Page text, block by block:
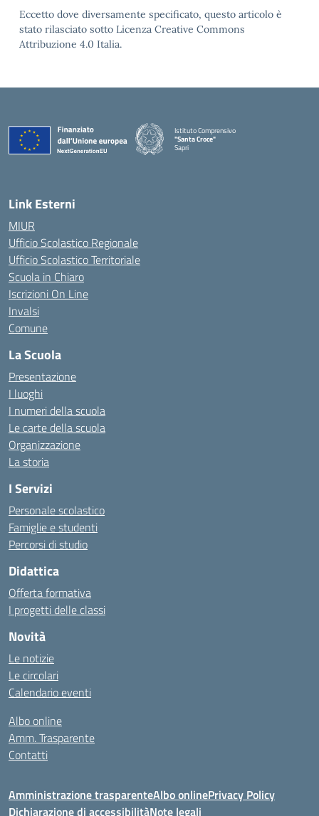
Eccetto dove diversamente specificato, questo articolo è
stato rilasciato sotto Licenza Creative Commons
Attribuzione 4.0 Italia.
Istituto Comprensivo
"Santa Croce"
Sapri
— Visita la pagina iniziale della scuola
Link Esterni
MIUR
Ufficio Scolastico Regionale
Ufficio Scolastico Territoriale
Scuola in Chiaro
Iscrizioni On Line
Invalsi
Comune
La Scuola
Presentazione
I luoghi
I numeri della scuola
Le carte della scuola
Organizzazione
La storia
I Servizi
Personale scolastico
Famiglie e studenti
Percorsi di studio
Didattica
Offerta formativa
I progetti delle classi
Novità
Le notizie
Le circolari
Calendario eventi
Albo online
Amm. Trasparente
Contatti
Amministrazione trasparenteAlbo onlinePrivacy Policy
Dichiarazione di accessibilitàNote legali